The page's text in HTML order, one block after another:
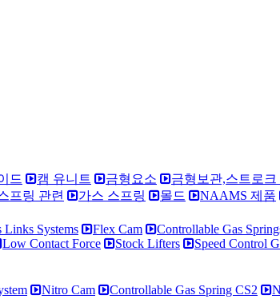
드 캠 유니트 금형요소 금형보관,스트로크
프링 관련 가스 스프링 몰드 NAAMS 제품
Links Systems Flex Cam Controllable Gas
Low Contact Force Stock Lifters Speed Control
Nitro Cam Controllable Gas Spring CS2